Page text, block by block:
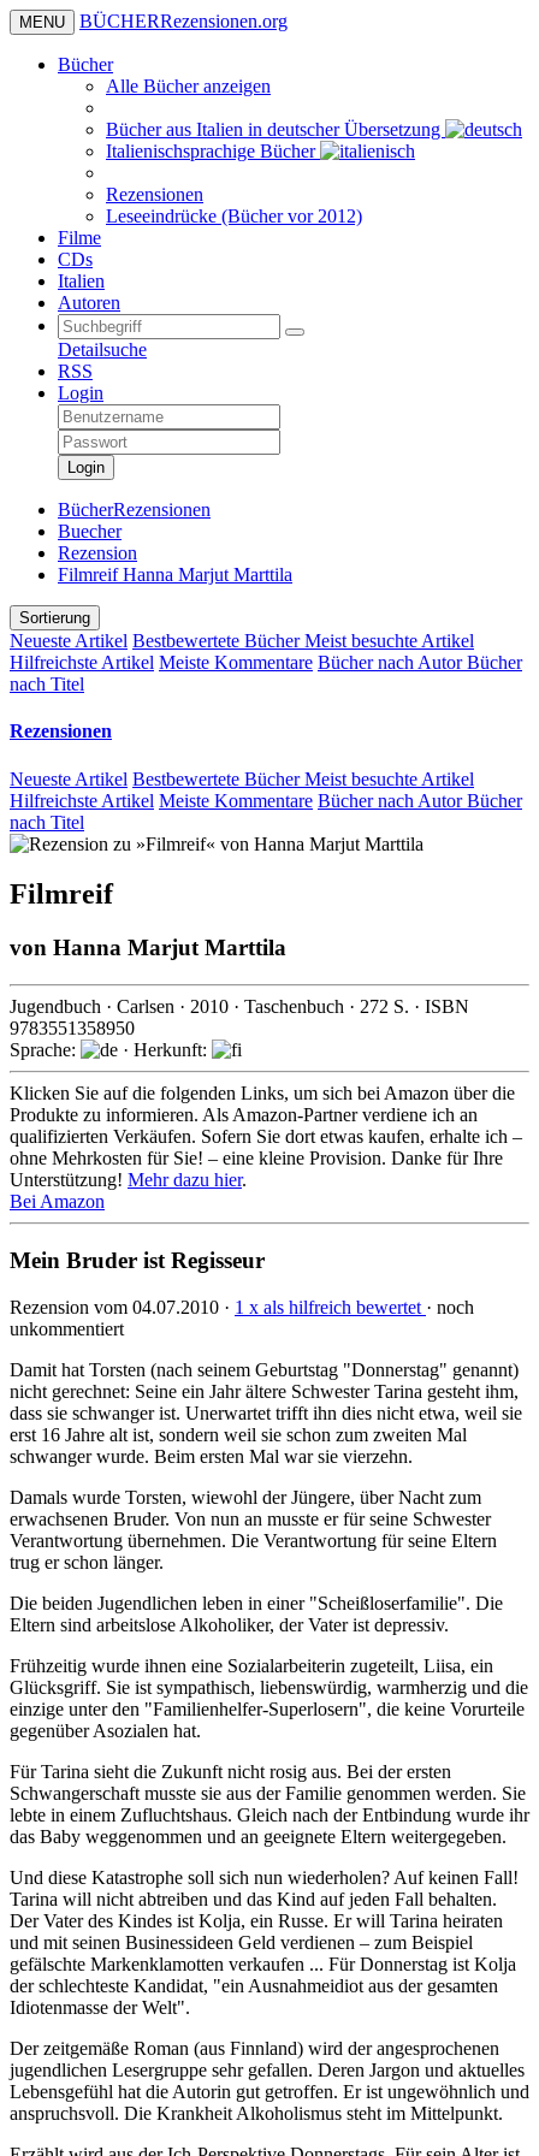
MENU BÜCHERRezensionen.org
Bücher
Alle Bücher anzeigen
Bücher aus Italien in deutscher Übersetzung
Italienischsprachige Bücher
Rezensionen
Leseeindrücke (Bücher vor 2012)
Filme
CDs
Italien
Autoren
Detailsuche
RSS
Login
Login
BücherRezensionen
Buecher
Rezension
Filmreif Hanna Marjut Marttila
Sortierung
Neueste Artikel Bestbewertete BücherMeist besuchte Artikel
Hilfreichste Artikel Meiste Kommentare Bücher nach AutorBücher
nach Titel
Rezensionen
Neueste Artikel Bestbewertete BücherMeist besuchte Artikel
Hilfreichste Artikel Meiste Kommentare Bücher nach AutorBücher
nach Titel
Filmreif
von Hanna Marjut Marttila
Jugendbuch · Carlsen · 2010 · Taschenbuch · 272 S. · ISBN
9783551358950
Sprache:
· Herkunft:
Klicken Sie auf die folgenden Links, um sich bei Amazon über die
Produkte zu informieren. Als Amazon-Partner verdiene ich an
qualifizierten Verkäufen. Sofern Sie dort etwas kaufen, erhalte ich –
ohne Mehrkosten für Sie! – eine kleine Provision. Danke für Ihre
Unterstützung! Mehr dazu hier.
Bei Amazon
Mein Bruder ist Regisseur
Rezension vom 04.07.2010 · 1 x als hilfreich bewertet · noch
unkommentiert
Damit hat Torsten (nach seinem Geburtstag "Donnerstag" genannt)
nicht gerechnet: Seine ein Jahr ältere Schwester Tarina gesteht ihm,
dass sie schwanger ist. Unerwartet trifft ihn dies nicht etwa, weil sie
erst 16 Jahre alt ist, sondern weil sie schon zum zweiten Mal
schwanger wurde. Beim ersten Mal war sie vierzehn.
Damals wurde Torsten, wiewohl der Jüngere, über Nacht zum
erwachsenen Bruder. Von nun an musste er für seine Schwester
Verantwortung übernehmen. Die Verantwortung für seine Eltern
trug er schon länger.
Die beiden Jugendlichen leben in einer "Scheißloserfamilie". Die
Eltern sind arbeitslose Alkoholiker, der Vater ist depressiv.
Frühzeitig wurde ihnen eine Sozialarbeiterin zugeteilt, Liisa, ein
Glücksgriff. Sie ist sympathisch, liebenswürdig, warmherzig und die
einzige unter den "Familienhelfer-Superlosern", die keine Vorurteile
gegenüber Asozialen hat.
Für Tarina sieht die Zukunft nicht rosig aus. Bei der ersten
Schwangerschaft musste sie aus der Familie genommen werden. Sie
lebte in einem Zufluchtshaus. Gleich nach der Entbindung wurde ihr
das Baby weggenommen und an geeignete Eltern weitergegeben.
Und diese Katastrophe soll sich nun wiederholen? Auf keinen Fall!
Tarina will nicht abtreiben und das Kind auf jeden Fall behalten.
Der Vater des Kindes ist Kolja, ein Russe. Er will Tarina heiraten
und mit seinen Businessideen Geld verdienen – zum Beispiel
gefälschte Markenklamotten verkaufen ... Für Donnerstag ist Kolja
der schlechteste Kandidat, "ein Ausnahmeidiot aus der gesamten
Idiotenmasse der Welt".
Der zeitgemäße Roman (aus Finnland) wird der angesprochenen
jugendlichen Lesergruppe sehr gefallen. Deren Jargon und aktuelles
Lebensgefühl hat die Autorin gut getroffen. Er ist ungewöhnlich und
anspruchsvoll. Die Krankheit Alkoholismus steht im Mittelpunkt.